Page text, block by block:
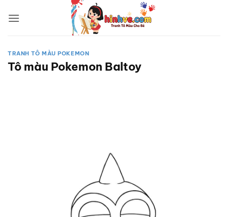
qua
TRANH TÔ MÀU POKEMON
Tô màu Pokemon Baltoy